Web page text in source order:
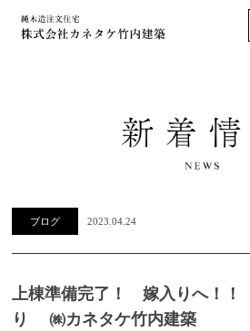
ブログ 2023.04.24
上棟準備完了！ 嫁入りへ！
り ㈱カネタケ竹内建築